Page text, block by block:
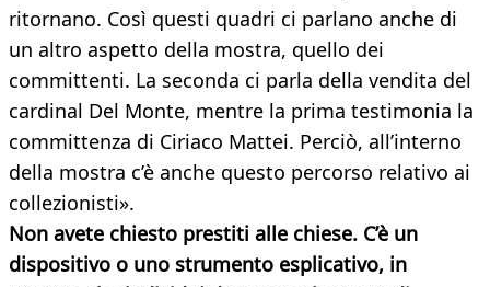
ritornano. Così questi quadri ci parlano anche di
un altro aspetto della mostra, quello dei
committenti. La seconda ci parla della vendita del
cardinal Del Monte, mentre la prima testimonia la
committenza di Ciriaco Mattei. Perciò, all’interno
della mostra c’è anche questo percorso relativo ai
collezionisti».
Non avete chiesto prestiti alle chiese. C’è un
dispositivo o uno strumento esplicativo, in